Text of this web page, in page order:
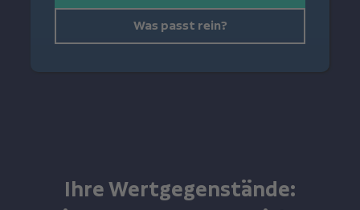
Was passt rein?
Ihre Wertgegenstände: